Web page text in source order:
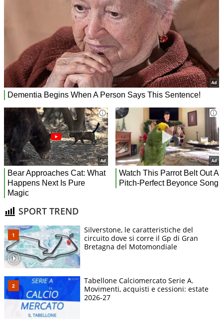
SPORT TREND
Silverstone, le caratteristiche del
circuito dove si corre il Gp di Gran
Bretagna del Motomondiale
Tabellone Calciomercato Serie A.
Movimenti, acquisti e cessioni: estate
2026-27